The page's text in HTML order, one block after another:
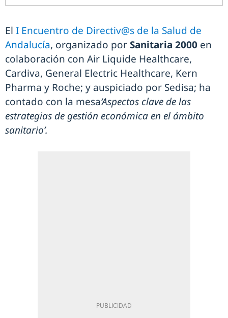
El I Encuentro de Directiv@s de la Salud de
Andalucía, organizado porSanitaria 2000 en
colaboración con Air Liquide Healthcare,
Cardiva, General Electric Healthcare, Kern
Pharma y Roche; y auspiciado por Sedisa; ha
contado con la mesa‘Aspectos clave de las
estrategias de gestión económica en el ámbito
sanitario’.